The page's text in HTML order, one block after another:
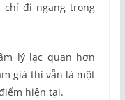
chỉ đi ngang trong
lý lạc quan hơn
giá thì vẫn là một
hiện tại.